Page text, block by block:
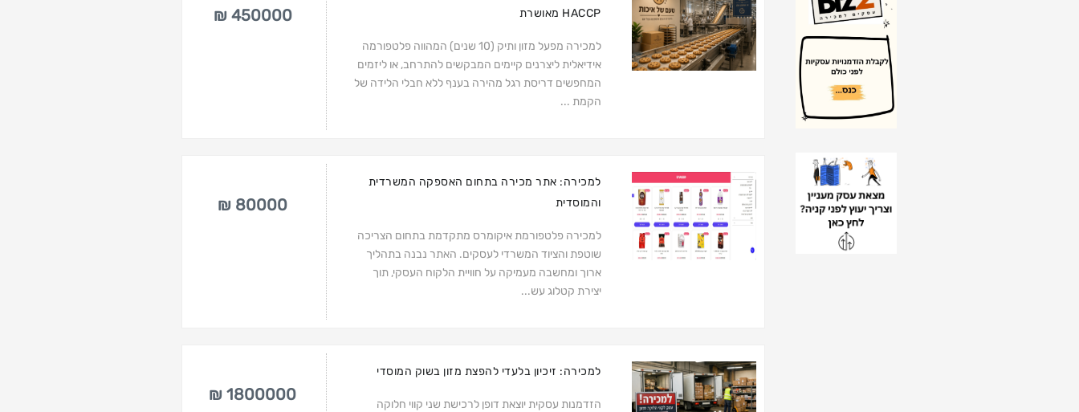
HACCP מאושרת
למכירה מפעל מזון ותיק (10 שנים) המהווה פלטפורמה
אידיאלית ליצרנים קיימים המבקשים להתרחב, או ליזמים
המחפשים דריסת רגל מהירה בענף ללא חבלי הלידה של
הקמת ...
450000 ₪
למכירה: אתר מכירה בתחום האספקה המשרדית
והמוסדית
למכירה פלטפורמת איקומרס מתקדמת בתחום הצריכה
שוטפת והציוד המשרדי לעסקים. האתר נבנה בתהליך
ארוך ומחשבה מעמיקה על חוויית הלקוח העסקי, תוך
יצירת קטלוג עש...
80000 ₪
למכירה: זיכיון בלעדי להפצת מזון בשוק המוסדי
הזדמנות עסקית יוצאת דופן לרכישת שני קווי חלוקה
1800000 ₪